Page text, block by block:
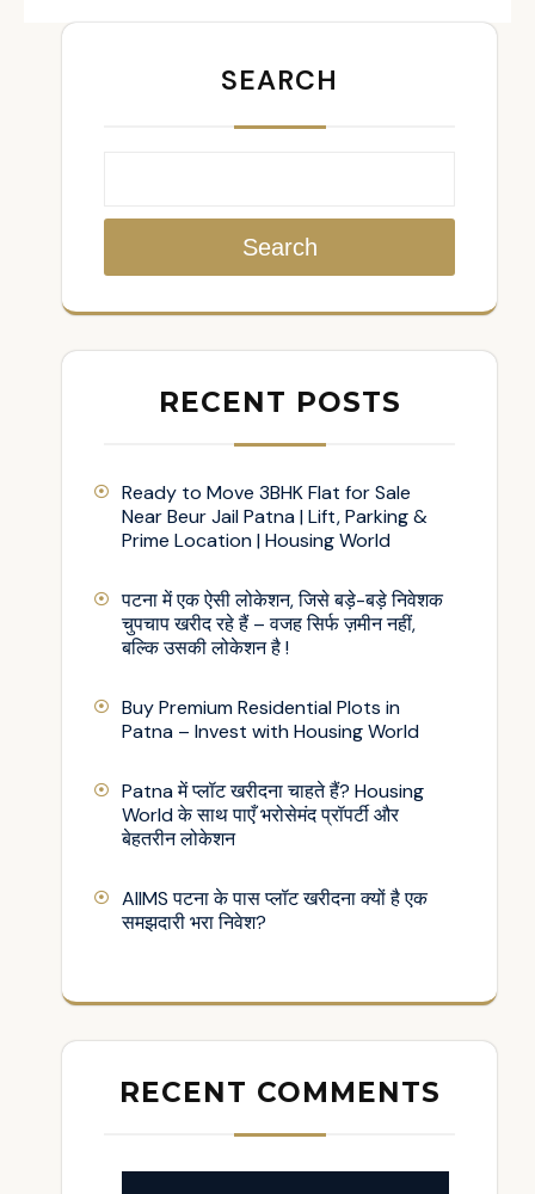
SEARCH
Search
RECENT POSTS
Ready to Move 3BHK Flat for Sale
Near Beur Jail Patna | Lift, Parking &
Prime Location | Housing World
पटना में एक ऐसी लोकेशन, जिसे बड़े-बड़े निवेशक
चुपचाप खरीद रहे हैं – वजह सिर्फ ज़मीन नहीं,
बल्कि उसकी लोकेशन है !
Buy Premium Residential Plots in
Patna – Invest with Housing World
Patna में प्लॉट खरीदना चाहते हैं? Housing
World के साथ पाएँ भरोसेमंद प्रॉपर्टी और
बेहतरीन लोकेशन
AIIMS पटना के पास प्लॉट खरीदना क्यों है एक
समझदारी भरा निवेश?
RECENT COMMENTS